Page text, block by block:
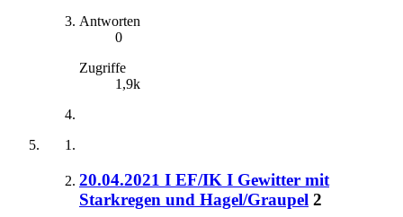
Antworten
0
Zugriffe
1,9k
20.04.2021 I EF/IK I Gewitter mit
Starkregen und Hagel/Graupel 2